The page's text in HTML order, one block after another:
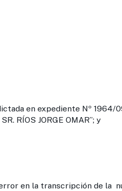
en expediente Nº 1964/
RÍOS JORGE OMAR”; y
en la transcripción de la